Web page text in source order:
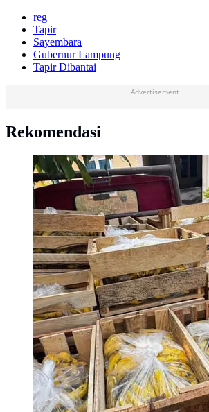
reg
Tapir
Sayembara
Gubernur Lampung
Tapir Dibantai
Advertisement
Rekomendasi